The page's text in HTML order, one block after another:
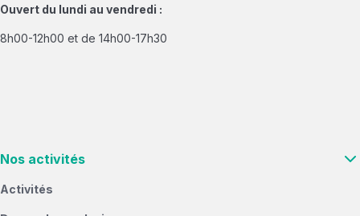
Ouvert du lundi au vendredi :
8h00-12h00 et de 14h00-17h30
Nos activités
Activités